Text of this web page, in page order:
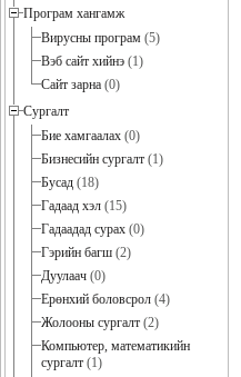
Програм хангамж
Вирусны програм (5)
Вэб сайт хийнэ (1)
Сайт зарна (0)
Сургалт
Бие хамгаалах (0)
Бизнесийн сургалт (1)
Бусад (18)
Гадаад хэл (15)
Гадаадад сурах (0)
Гэрийн багш (2)
Дуулаач (0)
Ерөнхий боловсрол (4)
Жолооны сургалт (2)
Компьютер, математикийн
сургалт (1)